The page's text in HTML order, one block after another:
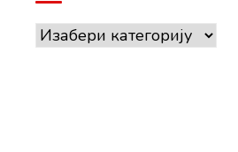
Categories